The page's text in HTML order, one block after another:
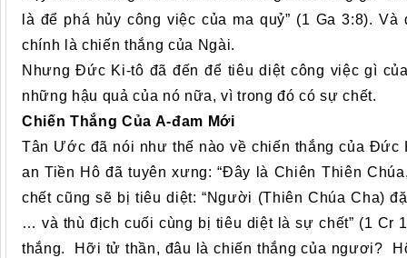
là để phá hủy công việc của ma quỷ” (1 Ga 3:8).
chính là chiến thắng của Ngài.
Nhưng Đức Ki-tô đã đến để tiêu diệt công việc gì
những hậu quả của nó nữa, vì trong đó có sự chết.
Chiến Thắng Của A-đam Mới
Tân Ước đã nói như thế nào về chiến thắng của
an Tiền Hô đã tuyên xưng: “Đây là Chiên Thiên
chết cũng sẽ bị tiêu diệt: “Người (Thiên Chúa Cha)
… và thù địch cuối cùng bị tiêu diệt là sự chết” (1 Cr
thắng. Hỡi tử thần, đâu là chiến thắng của ngươi?